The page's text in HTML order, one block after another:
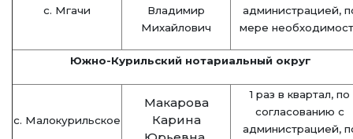
с. Мгачи
Владимир
Михайлович
администрацией,
мере
Южно-Курильский нотариальный округ
с. Малокурильское
Макарова
Карина
1 раз в квартал, по
согласованию с
администрацией,